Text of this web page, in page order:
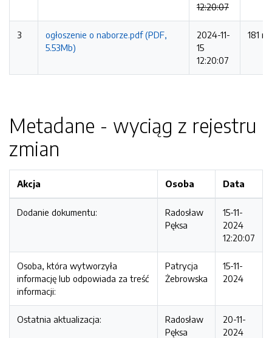
12:20:07
3
ogłoszenie o naborze.pdf (PDF,
5.53Mb)
2024-11-
15
12:20:07
181
Metadane - wyciąg z rejestru
zmian
Akcja Osoba Data
Dodanie dokumentu:
Radosław
Pęksa
15-11-
2024
12:20:07
Osoba, która wytworzyła
informację lub odpowiada za treść
informacji:
Patrycja
Żebrowska
15-11-
2024
Ostatnia aktualizacja:
Radosław
Pęksa
20-11-
2024